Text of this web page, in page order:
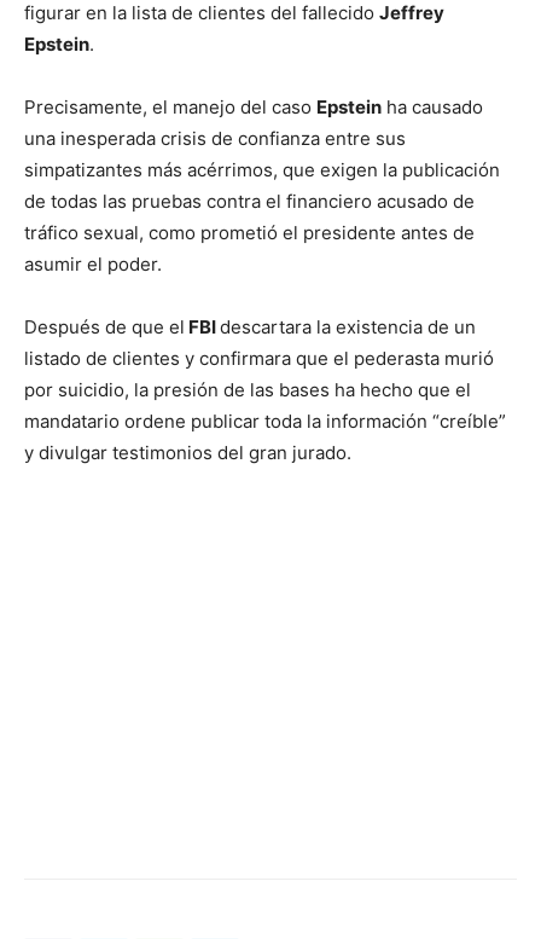
figurar en la lista de clientes del fallecido Jeffrey
Epstein.
Precisamente, el manejo del caso Epstein ha causado
una inesperada crisis de confianza entre sus
simpatizantes más acérrimos, que exigen la publicación
de todas las pruebas contra el financiero acusado de
tráfico sexual, como prometió el presidente antes de
asumir el poder.
Después de que el FBIdescartara la existencia de un
listado de clientes y confirmara que el pederasta murió
por suicidio, la presión de las bases ha hecho que el
mandatario ordene publicar toda la información “creíble”
y divulgar testimonios del gran jurado.